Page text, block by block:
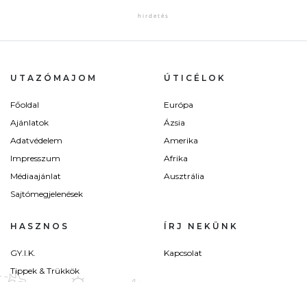
UTAZÓMAJOM
Főoldal
Ajánlatok
Adatvédelem
Impresszum
Médiaajánlat
Sajtómegjelenések
ÚTICÉLOK
Európa
Ázsia
Amerika
Afrika
Ausztrália
HASZNOS
GY.I.K.
Tippek & Trükkök
ÍRJ NEKÜNK
Kapcsolat